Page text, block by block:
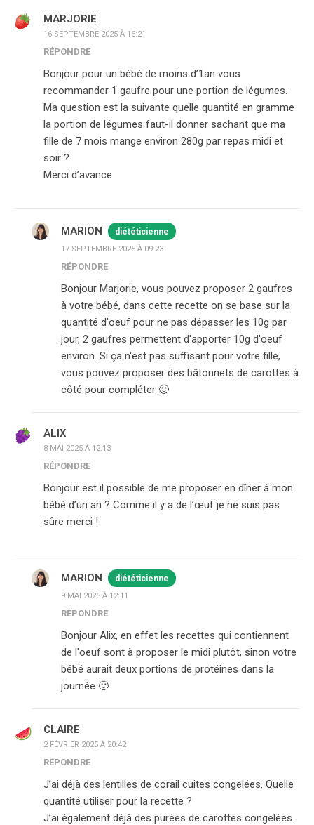
MARJORIE
16 SEPTEMBRE 2025 À 16:21
RÉPONDRE
Bonjour pour un bébé de moins d’1an vous
recommander 1 gaufre pour une portion de légumes.
Ma question est la suivante quelle quantité en gramme
la portion de légumes faut-il donner sachant que ma
fille de 7 mois mange environ 280g par repas midi et
soir ?
Merci d’avance
MARION diététicienne
17 SEPTEMBRE 2025 À 09:23
RÉPONDRE
Bonjour Marjorie, vous pouvez proposer 2 gaufres
à votre bébé, dans cette recette on se base sur la
quantité d'oeuf pour ne pas dépasser les 10g par
jour, 2 gaufres permettent d'apporter 10g d'oeuf
environ. Si ça n'est pas suffisant pour votre fille,
vous pouvez proposer des bâtonnets de carottes à
côté pour compléter 🙂
ALIX
8 MAI 2025 À 12:13
RÉPONDRE
Bonjour est il possible de me proposer en dîner à mon
bébé d’un an ? Comme il y a de l’œuf je ne suis pas
sûre merci !
MARION diététicienne
9 MAI 2025 À 12:11
RÉPONDRE
Bonjour Alix, en effet les recettes qui contiennent
de l'oeuf sont à proposer le midi plutôt, sinon votre
bébé aurait deux portions de protéines dans la
journée 🙂
CLAIRE
2 FÉVRIER 2025 À 20:42
RÉPONDRE
J’ai déjà des lentilles de corail cuites congelées. Quelle
quantité utiliser pour la recette ?
J’ai également déjà des purées de carottes congelées.